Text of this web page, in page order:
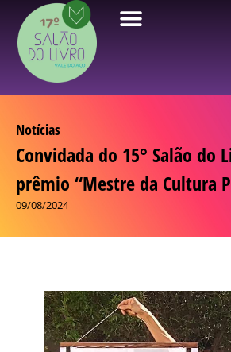
Notícias
Convidada do 15° Salão do
prêmio “Mestre da Cultura
09/08/2024